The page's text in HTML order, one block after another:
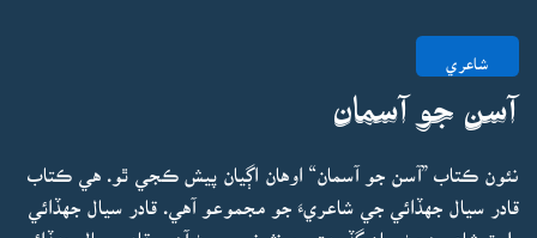
شاعري
آسن جو آسمان
نئون ڪتاب ”آسن جو آسمان“ اوهان اڳيان پيش ڪجي ٿو. هي ڪتاب
قادر سيال جهڏائي جي شاعريءَ جو مجموعو آهي. قادر سيال جهڏائي
ڀلوڙ شاعر هجڻ سان گڏ بهترين نثرنويس پڻ آهي. قادر سيال جهڏائي